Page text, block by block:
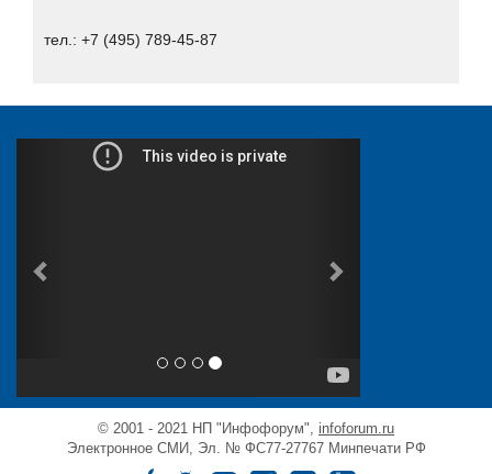
РТРС
«Космическая связь» (ГП КС)
тел.: +7 (495) 789-45-87
© 2001 - 2021 НП "Инфофорум", infoforum.ru
Электронное СМИ, Эл. № ФС77-27767 Минпечати РФ